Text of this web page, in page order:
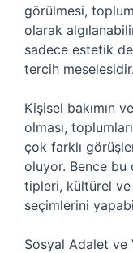
görülmesi,
olarak
sadece estetik
tercih meselesidir.
Kişisel bakımın
olması,
çok farklı
oluyor. Bence bu
tipleri, kültürel
seçimlerini
Sosyal Adalet ve